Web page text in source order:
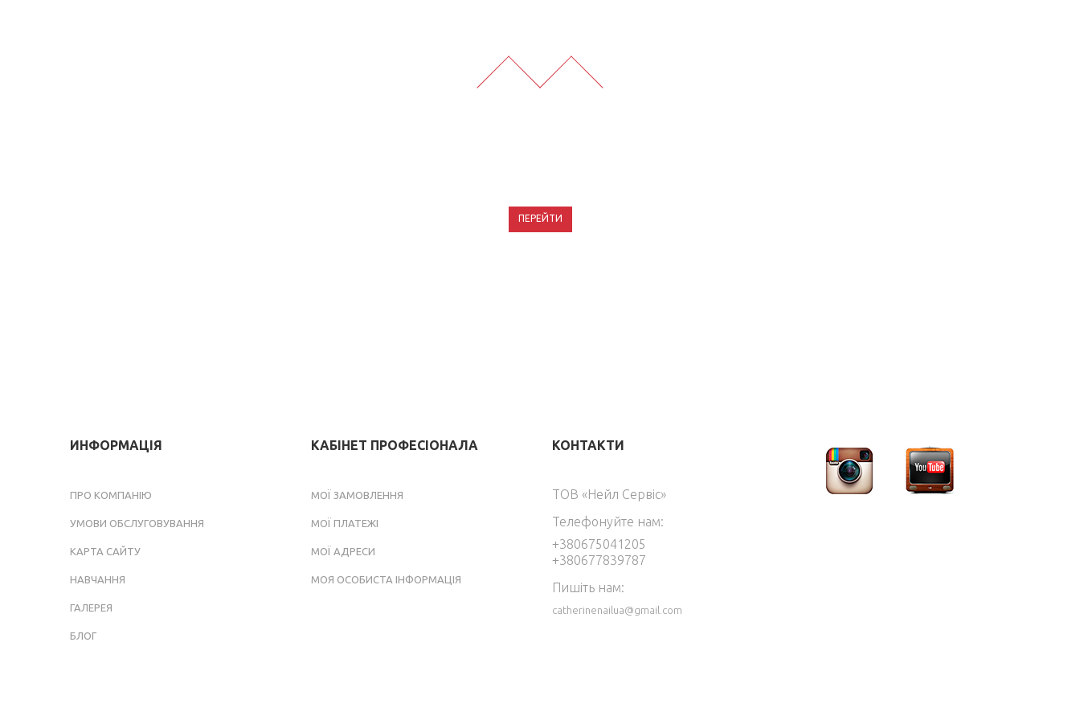
ПЕРЕЙТИ
ИНФОРМАЦІЯ
ПРО КОМПАНІЮ
УМОВИ ОБСЛУГОВУВАННЯ
КАРТА САЙТУ
НАВЧАННЯ
ГАЛЕРЕЯ
БЛОГ
КАБІНЕТ ПРОФЕСІОНАЛА
МОЇ ЗАМОВЛЕННЯ
МОЇ ПЛАТЕЖІ
МОЇ АДРЕСИ
МОЯ ОСОБИСТА ІНФОРМАЦІЯ
КОНТАКТИ
ТОВ «Нейл Сервіс»
Телефонуйте нам:
+380675041205
+380677839787
Пишіть нам:
catherinenailua@gmail.com